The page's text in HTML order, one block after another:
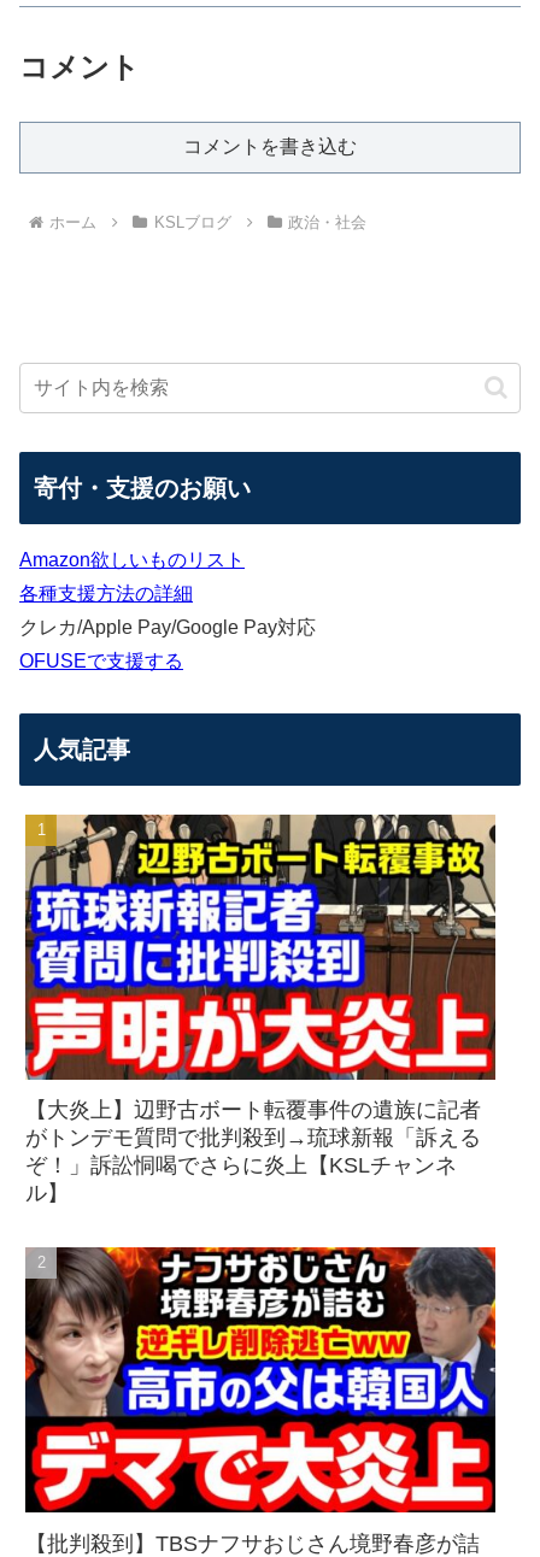
コメント
コメントを書き込む
ホーム KSLブログ 政治・社会
寄付・支援のお願い
Amazon欲しいものリスト
各種支援方法の詳細
クレカ/Apple Pay/Google Pay対応
OFUSEで支援する
人気記事
【大炎上】辺野古ボート転覆事件の遺族に記者
がトンデモ質問で批判殺到→琉球新報「訴える
ぞ！」訴訟恫喝でさらに炎上【KSLチャンネ
ル】
【批判殺到】TBSナフサおじさん境野春彦が詰